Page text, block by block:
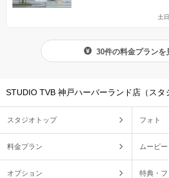
土
30件の料金プランを
STUDIO TVB 神戸ハーバーランド店（スタ
スタジオトップ フォト
料金プラン ムービー
オプション 特典・フ